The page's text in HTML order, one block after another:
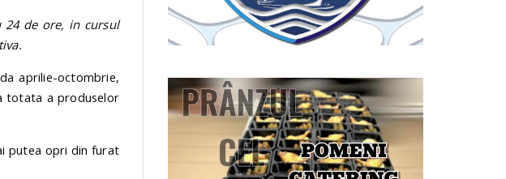
de ore, in cursul
aprilie-octombrie,
totata a produselor
putea opri din furat